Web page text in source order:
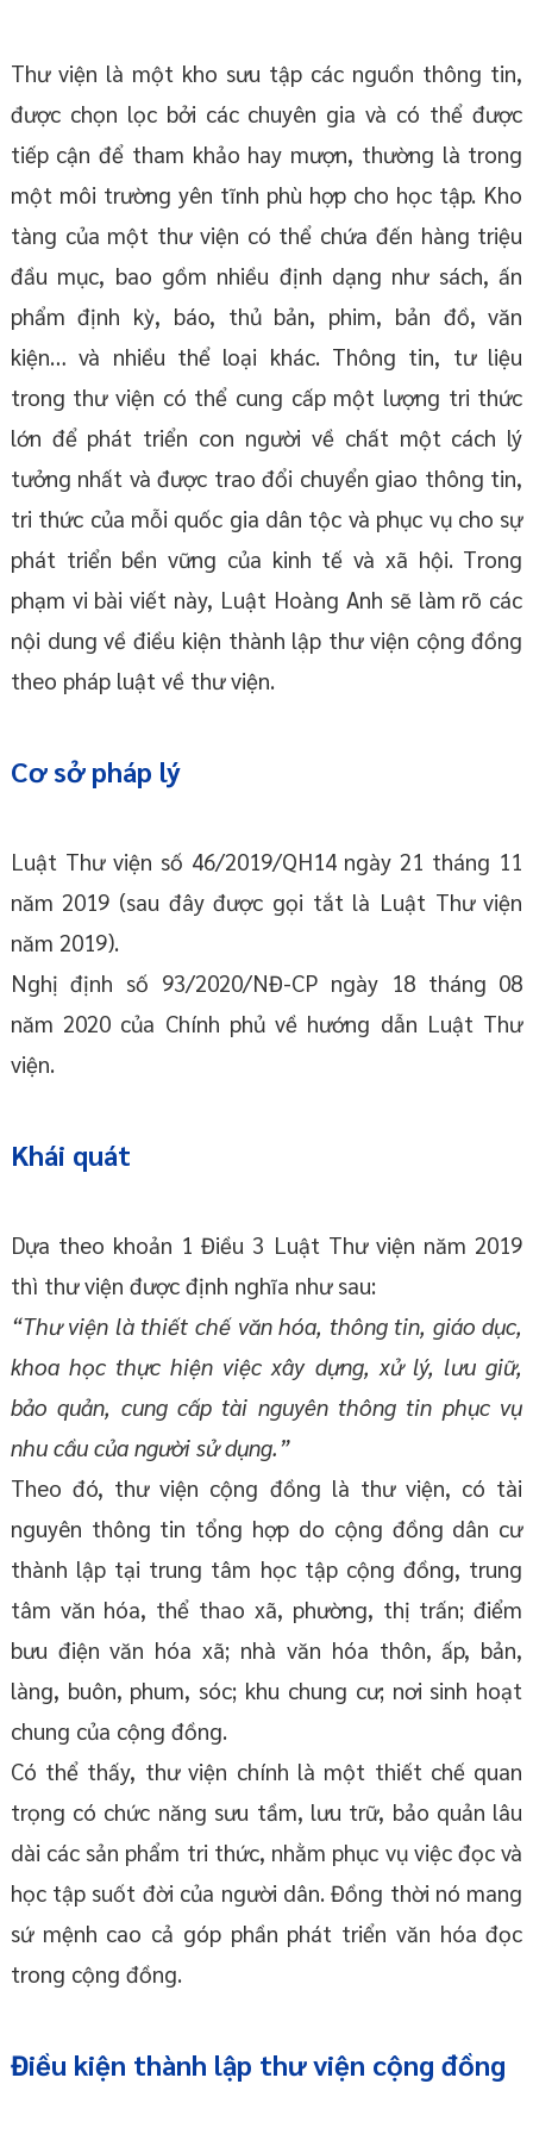
Thư viện là một kho sưu tập các nguồn thông tin,
được chọn lọc bởi các chuyên gia và có thể được
tiếp cận để tham khảo hay mượn, thường là trong
một môi trường yên tĩnh phù hợp cho học tập. Kho
tàng của một thư viện có thể chứa đến hàng triệu
đầu mục, bao gồm nhiều định dạng như sách, ấn
phẩm định kỳ, báo, thủ bản, phim, bản đồ, văn
kiện… và nhiều thể loại khác. Thông tin, tư liệu
trong thư viện có thể cung cấp một lượng tri thức
lớn để phát triển con người về chất một cách lý
tưởng nhất và được trao đổi chuyển giao thông tin,
tri thức của mỗi quốc gia dân tộc và phục vụ cho sự
phát triển bền vững của kinh tế và xã hội. Trong
phạm vi bài viết này, Luật Hoàng Anh sẽ làm rõ các
nội dung về điều kiện thành lập thư viện cộng đồng
theo pháp luật về thư viện.
Cơ sở pháp lý
Luật Thư viện số 46/2019/QH14 ngày 21 tháng 11
năm 2019 (sau đây được gọi tắt là Luật Thư viện
năm 2019).
Nghị định số 93/2020/NĐ-CP ngày 18 tháng 08
năm 2020 của Chính phủ về hướng dẫn Luật Thư
viện.
Khái quát
Dựa theo khoản 1 Điều 3 Luật Thư viện năm 2019
thì thư viện được định nghĩa như sau:
“Thư viện là thiết chế văn hóa, thông tin, giáo dục,
khoa học thực hiện việc xây dựng, xử lý, lưu giữ,
bảo quản, cung cấp tài nguyên thông tin phục vụ
nhu cầu của người sử dụng.”
Theo đó, thư viện cộng đồng là thư viện, có tài
nguyên thông tin tổng hợp do cộng đồng dân cư
thành lập tại trung tâm học tập cộng đồng, trung
tâm văn hóa, thể thao xã, phường, thị trấn; điểm
bưu điện văn hóa xã; nhà văn hóa thôn, ấp, bản,
làng, buôn, phum, sóc; khu chung cư; nơi sinh hoạt
chung của cộng đồng.
Có thể thấy, thư viện chính là một thiết chế quan
trọng có chức năng sưu tầm, lưu trữ, bảo quản lâu
dài các sản phẩm tri thức, nhằm phục vụ việc đọc và
học tập suốt đời của người dân. Đồng thời nó mang
sứ mệnh cao cả góp phần phát triển văn hóa đọc
trong cộng đồng.
Điều kiện thành lập thư viện cộng đồng